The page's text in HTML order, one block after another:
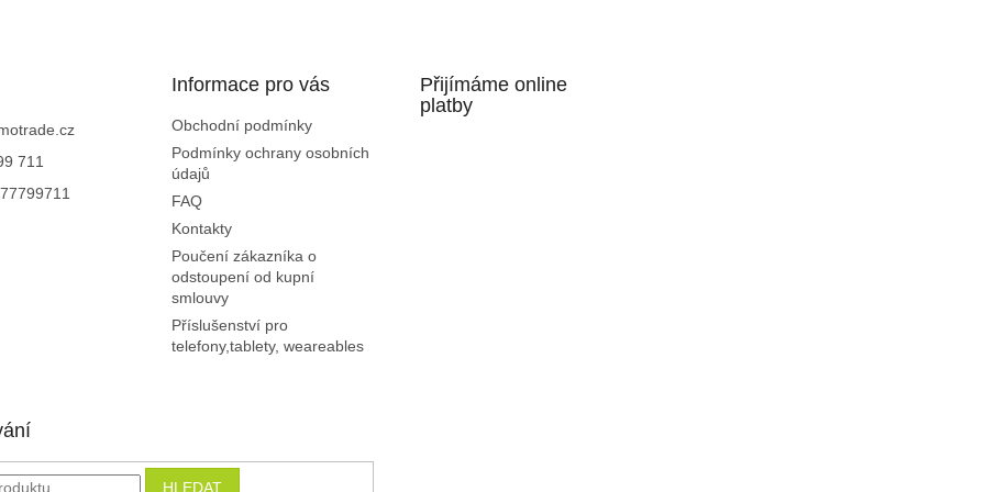
711
Informace pro vás
Obchodní podmínky
Podmínky ochrany osobních
údajů
FAQ
Kontakty
Poučení zákazníka o
odstoupení od kupní
smlouvy
Příslušenství pro
telefony,tablety, weareables
Přijímáme online
platby
HLEDAT